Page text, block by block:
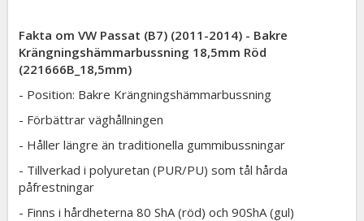
Fakta om VW Passat (B7) (2011-2014) - Bakre
Krängningshämmarbussning 18,5mm Röd
(221666B_18,5mm)
- Position: Bakre Krängningshämmarbussning
- Förbättrar väghållningen
- Håller längre än traditionella gummibussningar
- Tillverkad i polyuretan (PUR/PU) som tål hårda
påfrestningar
- Finns i hårdheterna 80 ShA (röd) och 90ShA (gul)